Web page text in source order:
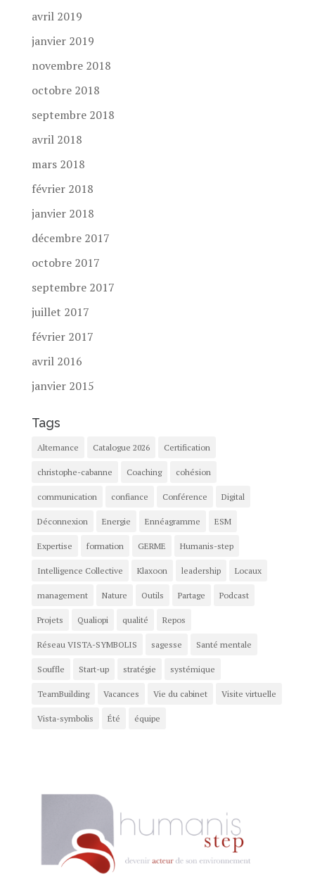
avril 2019
janvier 2019
novembre 2018
octobre 2018
septembre 2018
avril 2018
mars 2018
février 2018
janvier 2018
décembre 2017
octobre 2017
septembre 2017
juillet 2017
février 2017
avril 2016
janvier 2015
Tags
Alternance Catalogue 2026 Certification
christophe-cabanne Coaching cohésion
communication confiance Conférence Digital
Déconnexion Energie Ennéagramme ESM
Expertise formation GERME Humanis-step
Intelligence Collective Klaxoon leadership Locaux
management Nature Outils Partage Podcast
Projets Qualiopi qualité Repos
Réseau VISTA-SYMBOLIS sagesse Santé mentale
Souffle Start-up stratégie systémique
TeamBuilding Vacances Vie du cabinet Visite virtuelle
Vista-symbolis Été équipe